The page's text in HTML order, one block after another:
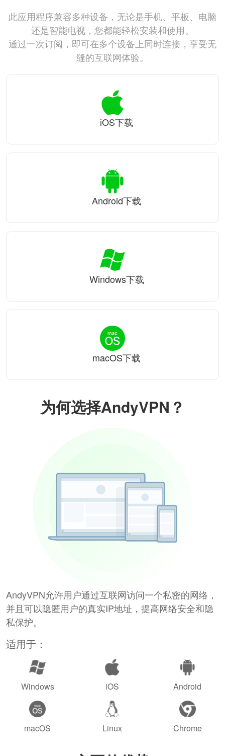
为何选择AndyVPN？
AndyVPN允许用户通过互联网访问一个私密的网络，
并且可以隐匿用户的真实IP地址，提高网络安全和隐
私保护。
适用于：
Windows iOS Android
macOS Linux Chrome
此应用程序兼容多种设备，无论是手机、平板、电脑
还是智能电视，您都能轻松安装和使用。
通过一次订阅，即可在多个设备上同时连接，享受无
缝的互联网体验。
iOS下载
Android下载
Windows下载
macOS下载